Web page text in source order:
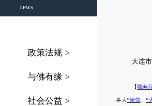
news
政策法规 >
与佛有缘 >
社会公益 >
大连
【福寿
各大*殡仪 、*